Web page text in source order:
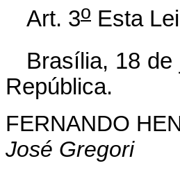
Art. 3o Esta
Brasília, 18
República.
FERNANDO
José Gregori